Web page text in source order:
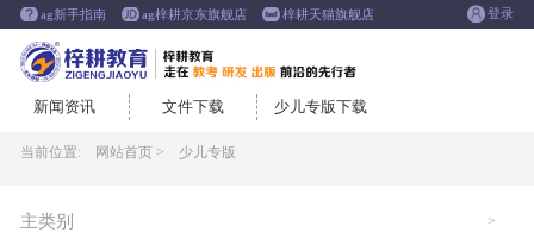
ag新手指南 ag梓耕京东旗舰店 梓耕天猫旗舰店 登录
新闻资讯 文件下载 少儿专版下载
当前位置: 网站首页 > 少儿专版
主类别 >